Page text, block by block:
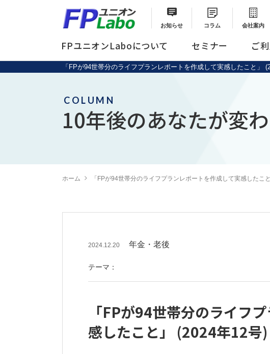
お知らせ コラム 会社案内
FPユニオンLaboについて セミナー ご
「FPが94世帯分のライフプランレポートを作成して実感したこと」
COLUMN
10年後のあなたが変
ホーム 「FPが94世帯分のライフプランレポートを作成して実感したこ
2024.12.20 年金・老後
テーマ：
「FPが94世帯分のライフ
感したこと」 (2024年12号)